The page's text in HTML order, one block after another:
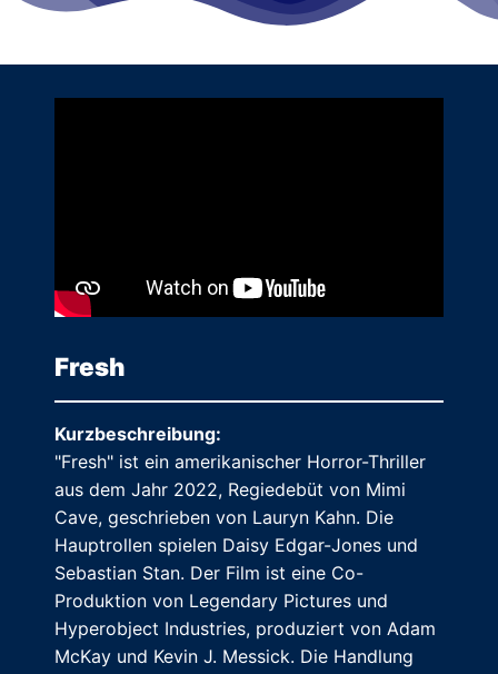
Fresh
Kurzbeschreibung:
"Fresh" ist ein amerikanischer Horror-Thriller
aus dem Jahr 2022, Regiedebüt von Mimi
Cave, geschrieben von Lauryn Kahn. Die
Hauptrollen spielen Daisy Edgar-Jones und
Sebastian Stan. Der Film ist eine Co-
Produktion von Legendary Pictures und
Hyperobject Industries, produziert von Adam
McKay und Kevin J. Messick. Die Handlung